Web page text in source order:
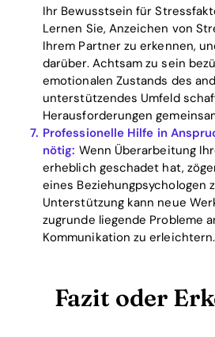
Ihr Bewusstsein für
Lernen Sie, Anzeichen von
Ihrem Partner zu erkennen,
darüber. Achtsam zu sein
emotionalen Zustands des
unterstützendes Umfeld
Herausforderungen
Professionelle Hilfe in
nötig: Wenn Überarbeitung
erheblich geschadet hat,
eines Beziehungpsychologen
Unterstützung kann neue
zugrunde liegende Probleme
Kommunikation zu erleichtern.
Fazit oder